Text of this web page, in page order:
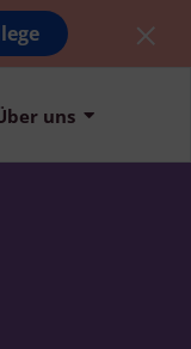
uns